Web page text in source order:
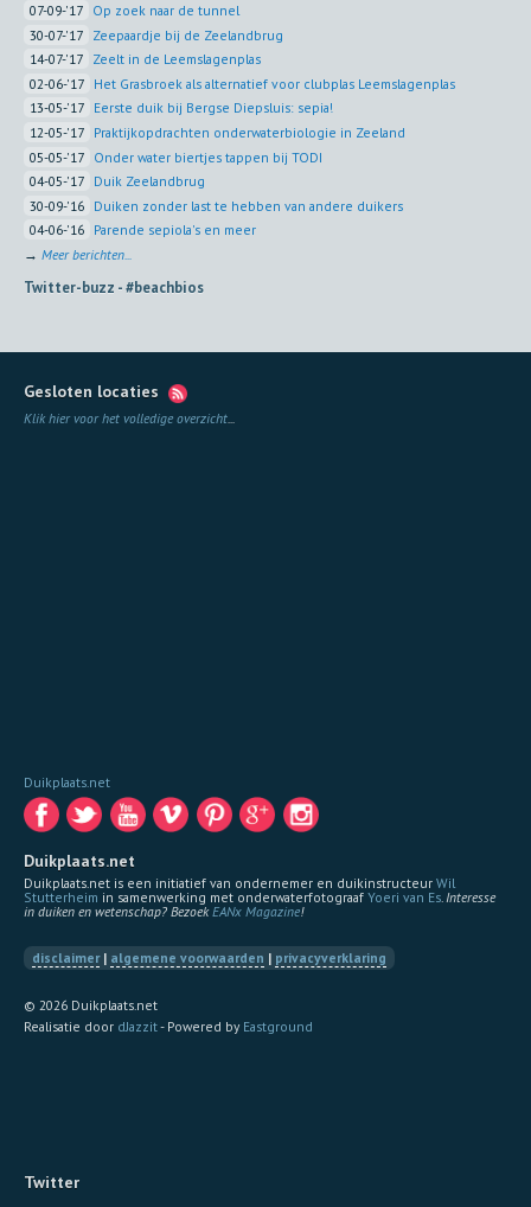
07-09-'17 Op zoek naar de tunnel
30-07-'17 Zeepaardje bij de Zeelandbrug
14-07-'17 Zeelt in de Leemslagenplas
02-06-'17 Het Grasbroek als alternatief voor clubplas Leemslagenplas
13-05-'17 Eerste duik bij Bergse Diepsluis: sepia!
12-05-'17 Praktijkopdrachten onderwaterbiologie in Zeeland
05-05-'17 Onder water biertjes tappen bij TODI
04-05-'17 Duik Zeelandbrug
30-09-'16 Duiken zonder last te hebben van andere duikers
04-06-'16 Parende sepiola's en meer
→ Meer berichten...
Twitter-buzz -#beachbios
Gesloten locaties
Klik hier voor het volledige overzicht
Duikplaats.net
Duikplaats.net
Duikplaats.net is een initiatief van ondernemer en duikinstructeur Wil
Stutterheim in samenwerking met onderwaterfotograaf Yoeri van Es Interesse
in duiken en wetenschap? BezoekEANx Magazine!
disclaimer| algemene voorwaarden | privacyverklaring
© 2026 Duikplaats.net
Realisatie door dJazzit- Powered by Eastground
Twitter